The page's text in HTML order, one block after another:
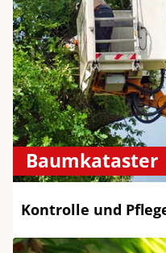
Baumkataster
Kontrolle und